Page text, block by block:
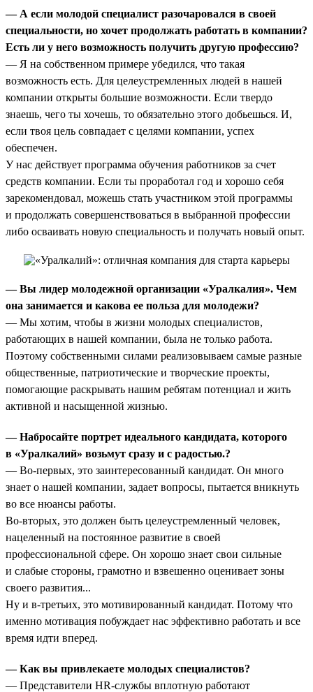
— А если молодой специалист разочаровался в своей
специальности, но хочет продолжать работать в компании?
Есть ли у него возможность получить другую профессию?
— Я на собственном примере убедился, что такая
возможность есть. Для целеустремленных людей в нашей
компании открыты большие возможности. Если твердо
знаешь, чего ты хочешь, то обязательно этого добьешься. И,
если твоя цель совпадает с целями компании, успех
обеспечен.
У нас действует программа обучения работников за счет
средств компании. Если ты проработал год и хорошо себя
зарекомендовал, можешь стать участником этой программы
и продолжать совершенствоваться в выбранной профессии
либо осваивать новую специальность и получать новый опыт.
— Вы лидер молодежной организации «Уралкалия». Чем
она занимается и какова ее польза для молодежи?
— Мы хотим, чтобы в жизни молодых специалистов,
работающих в нашей компании, была не только работа.
Поэтому собственными силами реализовываем самые разные
общественные, патриотические и творческие проекты,
помогающие раскрывать нашим ребятам потенциал и жить
активной и насыщенной жизнью.
— Набросайте портрет идеального кандидата, которого
в «Уралкалий» возьмут сразу и с радостью.?
— Во-первых, это заинтересованный кандидат. Он много
знает о нашей компании, задает вопросы, пытается вникнуть
во все нюансы работы.
Во-вторых, это должен быть целеустремленный человек,
нацеленный на постоянное развитие в своей
профессиональной сфере. Он хорошо знает свои сильные
и слабые стороны, грамотно и взвешенно оценивает зоны
своего развития...
Ну и в-третьих, это мотивированный кандидат. Потому что
именно мотивация побуждает нас эффективно работать и все
время идти вперед.
— Как вы привлекаете молодых специалистов?
— Представители HR-службы вплотную работают